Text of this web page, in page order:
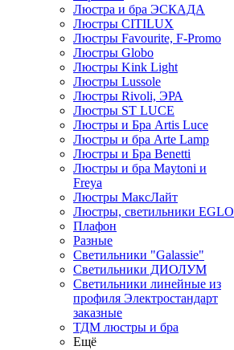
Люстра и бра ЭСКАДА
Люстры CITILUX
Люстры Favourite, F-Promo
Люстры Globo
Люстры Kink Light
Люстры Lussole
Люстры Rivoli, ЭРА
Люстры ST LUCE
Люстры и Бра Artis Luce
Люстры и бра Arte Lamp
Люстры и Бра Benetti
Люстры и бра Maytoni и
Freya
Люстры МаксЛайт
Люстры, светильники EGLO
Плафон
Разные
Светильники "Galassie"
Светильники ДИОЛУМ
Светильники линейные из
профиля Электростандарт
заказные
ТДМ люстры и бра
Ещё